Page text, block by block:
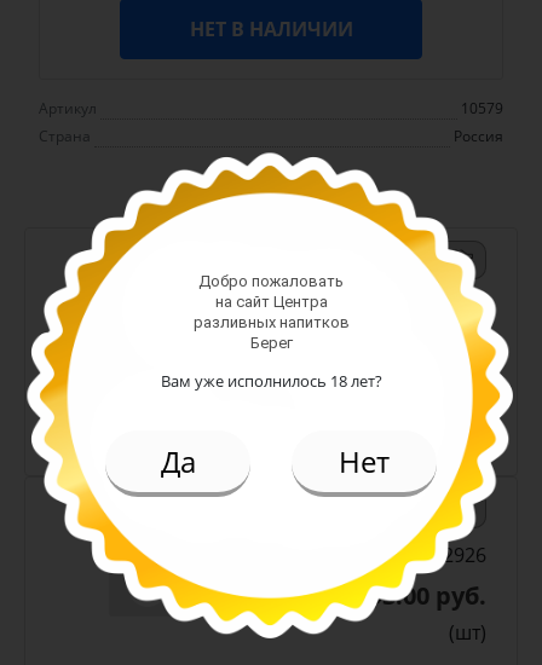
НЕТ В НАЛИЧИИ
Артикул
10579
Страна
Россия
+
Арт. 13300
187.00 руб.
(шт)
Арт. 12926
93.00 руб.
(шт)
Добро пожаловать
на сайт Центра
разливных напитков
Берег
Вам уже исполнилось 18 лет?
Да Нет